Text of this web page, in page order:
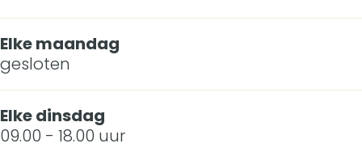
l
l
n
Elke maandag
gesloten
Elke dinsdag
09.00 - 18.00 uur